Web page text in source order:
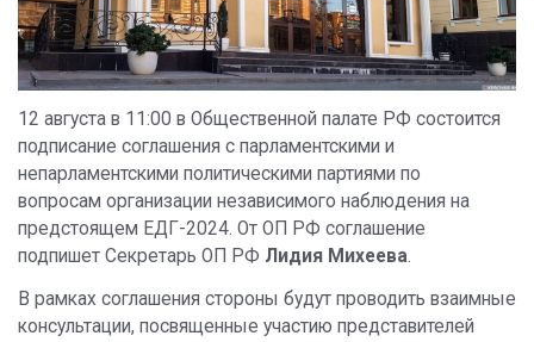
12 августа в 11:00 в Общественной палате РФ состоится
подписание соглашения с парламентскими и
непарламентскими политическими партиями по
вопросам организации независимого наблюдения на
предстоящем ЕДГ-2024. От ОП РФ соглашение
подпишет Секретарь ОП РФ Лидия Михеева.
В рамках соглашения стороны будут проводить взаимные
консультации, посвященные участию представителей